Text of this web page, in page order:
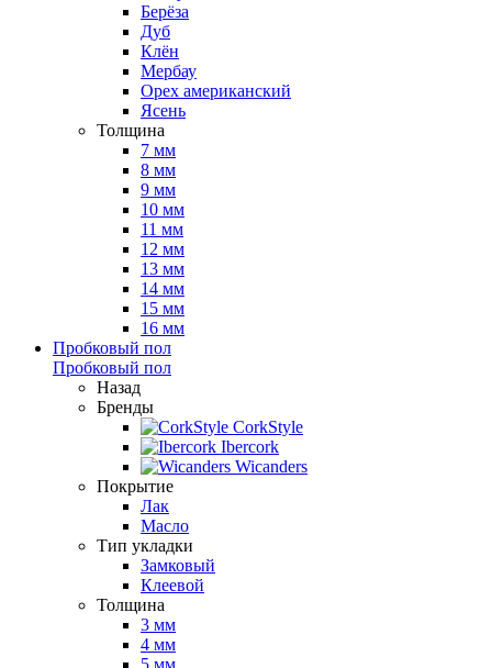
Берёза
Дуб
Клён
Мербау
Орех американский
Ясень
Толщина
7 мм
8 мм
9 мм
10 мм
11 мм
12 мм
13 мм
14 мм
15 мм
16 мм
Пробковый пол
Пробковый пол
Назад
Бренды
CorkStyle
Ibercork
Wicanders
Покрытие
Лак
Масло
Тип укладки
Замковый
Клеевой
Толщина
3 мм
4 мм
5 мм